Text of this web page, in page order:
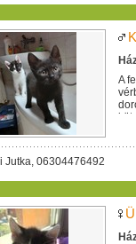
A
Jutka, 06304476492